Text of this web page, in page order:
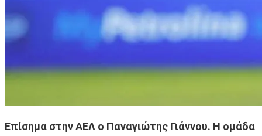
Επίσημα στην ΑΕΛ ο Παναγιώτης Γιάννου. Η ομάδα